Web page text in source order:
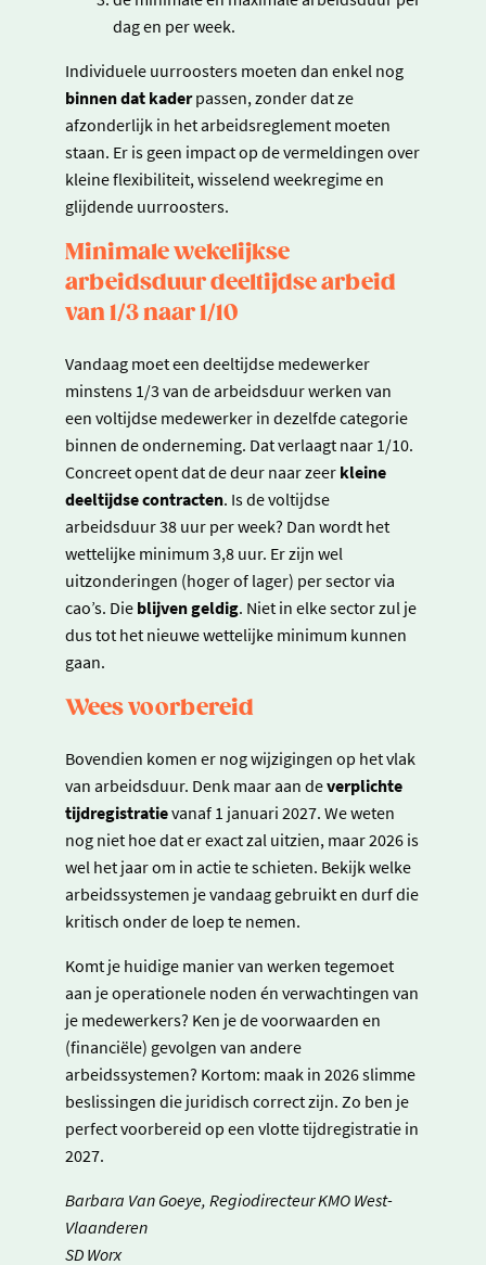
dag en per week.
Individuele uurroosters moeten dan enkel nog
binnen dat kaderpassen, zonder dat ze
afzonderlijk in het arbeidsreglement moeten
staan. Er is geen impact op de vermeldingen over
kleine flexibiliteit, wisselend weekregime en
glijdende uurroosters.
Minimale wekelijkse
arbeidsduur deeltijdse arbeid
van 1/3 naar 1/10
Vandaag moet een deeltijdse medewerker
minstens 1/3 van de arbeidsduur werken van
een voltijdse medewerker in dezelfde categorie
binnen de onderneming. Dat verlaagt naar 1/10.
Concreet opent dat de deur naar zeer kleine
deeltijdse contracten. Is de voltijdse
arbeidsduur 38 uur per week? Dan wordt het
wettelijke minimum 3,8 uur. Er zijn wel
uitzonderingen (hoger of lager) per sector via
cao’s. Die blijven geldig. Niet in elke sector zul je
dus tot het nieuwe wettelijke minimum kunnen
gaan.
Wees voorbereid
Bovendien komen er nog wijzigingen op het vlak
van arbeidsduur. Denk maar aan deverplichte
tijdregistratievanaf 1 januari 2027. We weten
nog niet hoe dat er exact zal uitzien, maar 2026 is
wel het jaar om in actie te schieten. Bekijk welke
arbeidssystemen je vandaag gebruikt en durf die
kritisch onder de loep te nemen.
Komt je huidige manier van werken tegemoet
aan je operationele noden én verwachtingen van
je medewerkers? Ken je de voorwaarden en
(financiële) gevolgen van andere
arbeidssystemen? Kortom: maak in 2026 slimme
beslissingen die juridisch correct zijn. Zo ben je
perfect voorbereid op een vlotte tijdregistratie in
2027.
Barbara Van Goeye, Regiodirecteur KMO West-
Vlaanderen
SD Worx